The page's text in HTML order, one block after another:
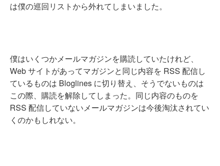
は僕の巡回リストから外れてしまいました。
僕はいくつかメールマガジンを購読していたけれど、
Web サイトがあってマガジンと同じ内容を RSS 配信し
ているものは Bloglines に切り替え、そうでないものは
この際、購読を解除してしまった。同じ内容のものを
RSS 配信していないメールマガジンは今後淘汰されてい
くのかもしれない。